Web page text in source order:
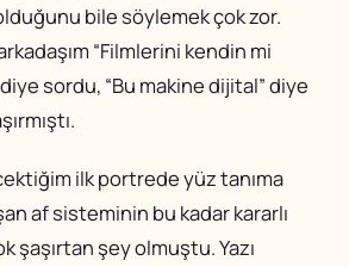
bile söylemek çok zor.
“Filmlerini kendin mi
sordu, “Bu makine dijital” diye
ilk portrede yüz tanıma
af sisteminin bu kadar kararlı
şaşırtan şey olmuştu. Yazı